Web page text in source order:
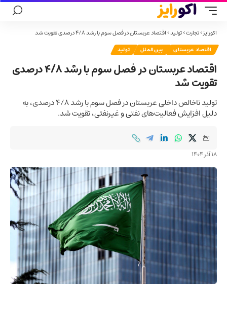
اکورایز>تجارت>تولید>اقتصاد عربستان در فصل سوم با رشد ۴/۸ درصدی تقویت شد
اقتصاد عربستان بین‌الملل تولید
اقتصاد عربستان در فصل سوم با رشد ۴/۸ درصدی
تقویت شد
تولید ناخالص داخلی عربستان در فصل سوم با رشد ۴/۸ درصدی، به
دلیل افزایش فعالیت‌های نفتی و غیرنفتی، تقویت شد.
18 آذر 1404